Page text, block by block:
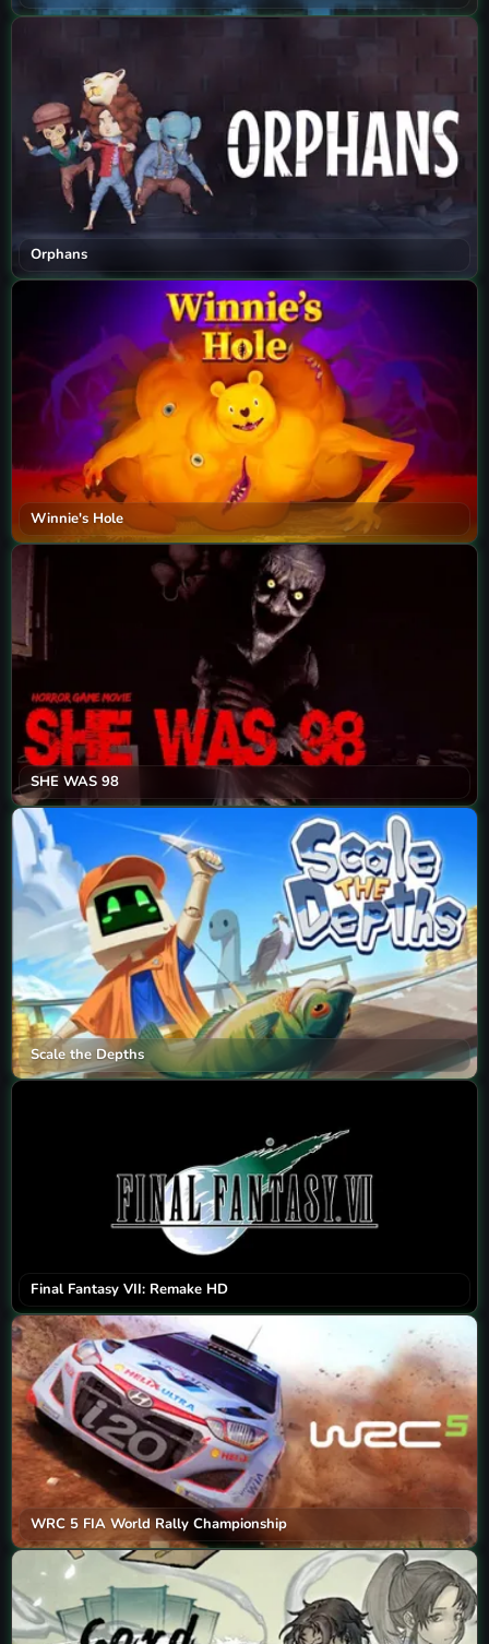
Orphans
Winnie's Hole
SHE WAS 98
Scale the Depths
Final Fantasy VII: Remake HD
WRC 5 FIA World Rally Championship